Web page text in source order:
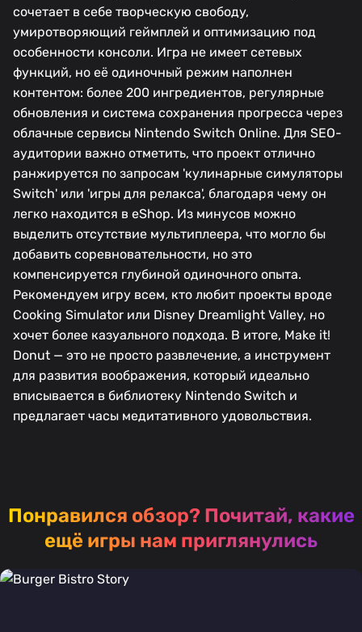
сочетает в себе творческую свободу,
умиротворяющий геймплей и оптимизацию под
особенности консоли. Игра не имеет сетевых
функций, но её одиночный режим наполнен
контентом: более 200 ингредиентов, регулярные
обновления и система сохранения прогресса через
облачные сервисы Nintendo Switch Online. Для SEO-
аудитории важно отметить, что проект отлично
ранжируется по запросам 'кулинарные симуляторы
Switch' или 'игры для релакса', благодаря чему он
легко находится в eShop. Из минусов можно
выделить отсутствие мультиплеера, что могло бы
добавить соревновательности, но это
компенсируется глубиной одиночного опыта.
Рекомендуем игру всем, кто любит проекты вроде
Cooking Simulator или Disney Dreamlight Valley, но
хочет более казуального подхода. В итоге, Make it!
Donut — это не просто развлечение, а инструмент
для развития воображения, который идеально
вписывается в библиотеку Nintendo Switch и
предлагает часы медитативного удовольствия.
Понравился обзор? Почитай, какие
ещё игры нам приглянулись